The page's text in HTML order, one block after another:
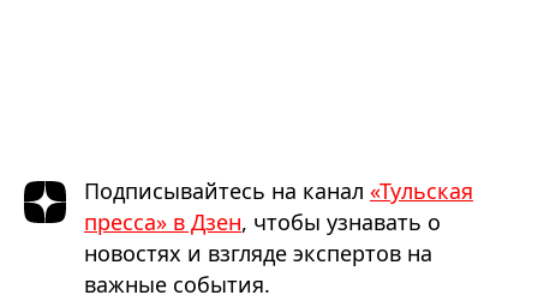
Подписывайтесь на канал «Тульская
пресса» в Дзен, чтобы узнавать о
новостях и взгляде экспертов на
важные события.